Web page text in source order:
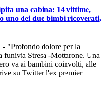
una cabina: 14 vittime,
uno dei due bimbi ricoverati,
- "Profondo dolore per la
funivia Stresa -Mottarone. Una
va ai bambini coinvolti, alle
su Twitter l'ex premier